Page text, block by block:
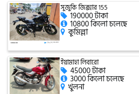
ডায়াং
গুড হুইল
সুজুকি জিক্সার 155
190000 টাকা
10800 কিলো চলেছে
কুমিল্লা
ইয়ামাহা লিবারো
45000 টাকা
3000 কিলো চলেছে
খুলনা